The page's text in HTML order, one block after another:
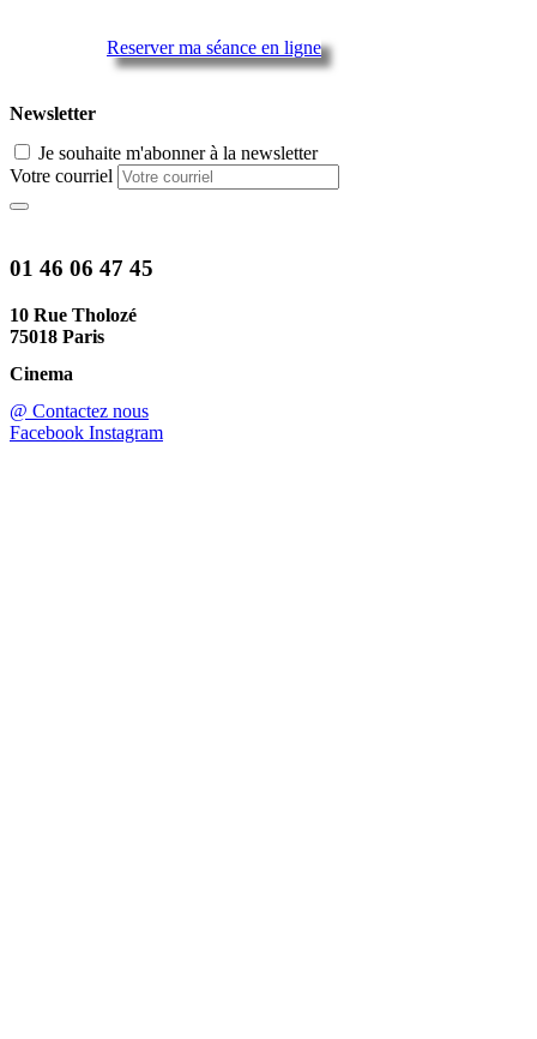
Reserver ma séance en ligne
Newsletter
Je souhaite m'abonner à la newsletter
Votre courriel
01 46 06 47 45
10 Rue Tholozé
75018 Paris
Cinema
@ Contactez nous
Facebook Instagram